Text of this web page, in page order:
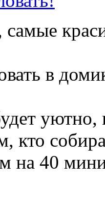
самые
в
кто
на 40